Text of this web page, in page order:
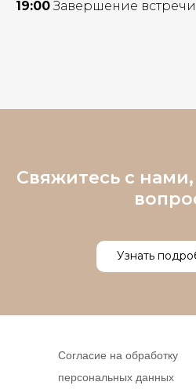
19:00Завершение встречи
Свяжитесь с
Узнать
Согласие на обработку
персональных данных